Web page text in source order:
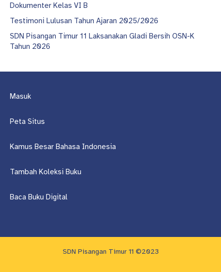
Dokumenter Kelas VI B
Testimoni Lulusan Tahun Ajaran 2025/2026
SDN Pisangan Timur 11 Laksanakan Gladi Bersih OSN-K
Tahun 2026
Masuk
Peta Situs
Kamus Besar Bahasa Indonesia
Tambah Koleksi Buku
Baca Buku Digital
SDN Pisangan Timur 11 ©2023